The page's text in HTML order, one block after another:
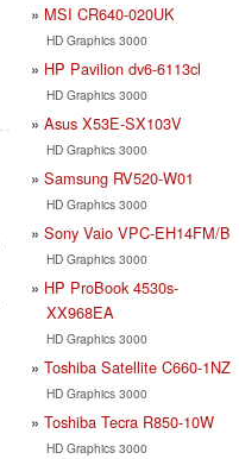
MSI CR640-020UK
HD Graphics 3000
HP Pavilion dv6-6113cl
HD Graphics 3000
Asus X53E-SX103V
HD Graphics 3000
Samsung RV520-W01
HD Graphics 3000
Sony Vaio VPC-EH14FM/B
HD Graphics 3000
HP ProBook 4530s-
XX968EA
HD Graphics 3000
Toshiba Satellite C660-1NZ
HD Graphics 3000
Toshiba Tecra R850-10W
HD Graphics 3000